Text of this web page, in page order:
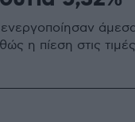
η πίεση στις